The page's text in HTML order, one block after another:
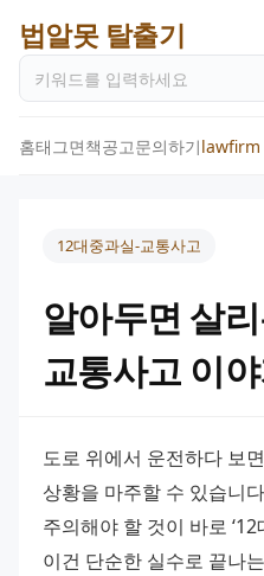
법알못 탈출기
홈태그면책공고문의하기lawfirm
12대중과실-교통사고
알아두면 살
교통사고 이
도로 위에서 운전하다 보
상황을 마주할 수 있습니
주의해야 할 것이 바로
이건 단순한 실수로 끝나